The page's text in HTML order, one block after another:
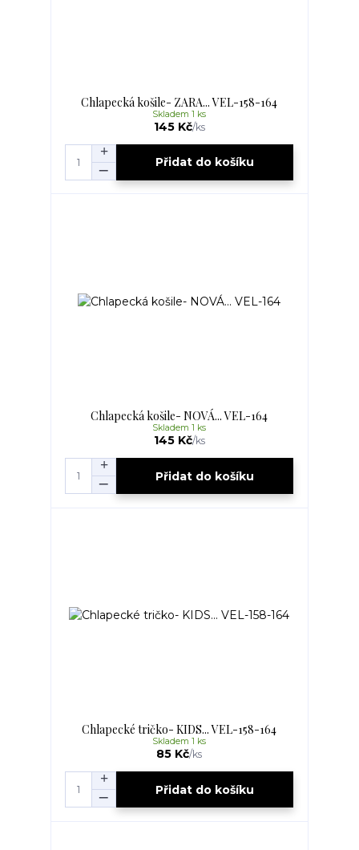
Chlapecká košile- ZARA... VEL-158-164
145 Kč/ks
Skladem 1 ks
Přidat do košíku
Chlapecká košile- NOVÁ... VEL-164
145 Kč/ks
Skladem 1 ks
Přidat do košíku
Chlapecké tričko- KIDS... VEL-158-164
85 Kč/ks
Skladem 1 ks
Přidat do košíku